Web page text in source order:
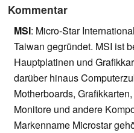
Kommentar
MSI: Micro-Star
Taiwan gegründet. MSI ist
Hauptplatinen und
darüber hinaus
Motherboards,
Monitore und andere
Markenname Microstar